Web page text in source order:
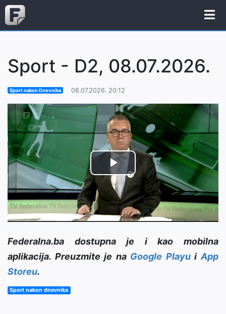
Sport - D2, 08.07.2026.
Sport nakon Dnevnika 08.07.2026. 20:12
Play
Video
Federalna.ba dostupna je i kao mobilna
aplikacija. Preuzmite je na Google PlayuiApp
Storeu.
Sport nakon dnevnika